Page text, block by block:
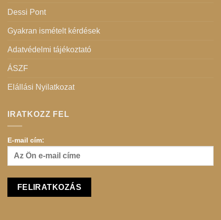
Dessi Pont
Gyakran ismételt kérdések
Adatvédelmi tájékoztató
ÁSZF
Elállási Nyilatkozat
IRATKOZZ FEL
E-mail cím: